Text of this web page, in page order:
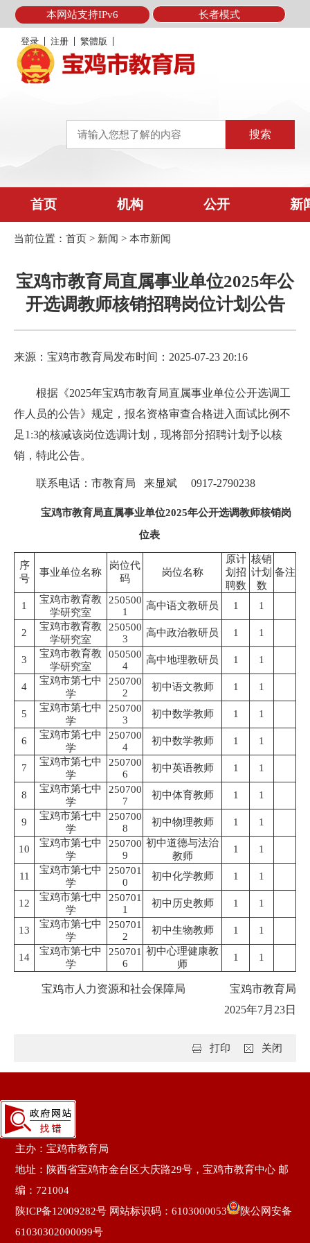
本网站支持IPv6 长者模式
登录 注册 繁體版
首页 机构 公开 新
当前位置： 首页 > 新闻 > 本市新闻
宝鸡市教育局直属事业单位2025年公
开选调教师核销招聘岗位计划公告
来源：宝鸡市教育局发布时间：2025-07-23 20:16
根据《2025年宝鸡市教育局直属事业单位公开选调工
作人员的公告》规定，报名资格审查合格进入面试比例不
足1:3的核减该岗位选调计划，现将部分招聘计划予以核
销，特此公告。
联系电话：市教育局 来显斌 0917-2790238
宝鸡市教育局直属事业单位2025年公开选调教师核销岗
位表
序
号
事业单位名称
岗位代
码
岗位名称
原计
划招
聘数
核销
计划
数
备注
1
宝鸡市教育教
学研究室
250500
1
高中语文教研员 1 1
2
宝鸡市教育教
学研究室
250500
3
高中政治教研员 1 1
3
宝鸡市教育教
学研究室
050500
4
高中地理教研员 1 1
4
宝鸡市第七中
学
250700
2
初中语文教师 1 1
5
宝鸡市第七中
学
250700
3
初中数学教师 1 1
6
宝鸡市第七中
学
250700
4
初中数学教师 1 1
7
宝鸡市第七中
学
250700
6
初中英语教师 1 1
8
宝鸡市第七中
学
250700
7
初中体育教师 1 1
9
宝鸡市第七中
学
250700
8
初中物理教师 1 1
10
宝鸡市第七中
学
250700
9
初中道德与法治
教师
1 1
11
宝鸡市第七中
学
250701
0
初中化学教师 1 1
12
宝鸡市第七中
学
250701
1
初中历史教师 1 1
13
宝鸡市第七中
学
250701
2
初中生物教师 1 1
14
宝鸡市第七中
学
250701
6
初中心理健康教
师
1 1
宝鸡市人力资源和社会保障局 宝鸡市教育局
2025年7月23日
关闭
打印
主办：宝鸡市教育局
地址：陕西省宝鸡市金台区大庆路29号，宝鸡市教育中心 邮
编：721004
陕ICP备12009282号 网站标识码：6103000053
陕公网安备
61030302000099号